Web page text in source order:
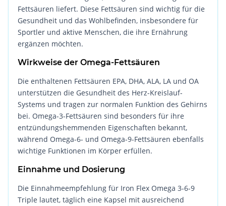
Fettsäuren liefert. Diese Fettsäuren sind wichtig für die
Gesundheit und das Wohlbefinden, insbesondere für
Sportler und aktive Menschen, die ihre Ernährung
ergänzen möchten.
Wirkweise der Omega-Fettsäuren
Die enthaltenen Fettsäuren EPA, DHA, ALA, LA und OA
unterstützen die Gesundheit des Herz-Kreislauf-
Systems und tragen zur normalen Funktion des Gehirns
bei. Omega-3-Fettsäuren sind besonders für ihre
entzündungshemmenden Eigenschaften bekannt,
während Omega-6- und Omega-9-Fettsäuren ebenfalls
wichtige Funktionen im Körper erfüllen.
Einnahme und Dosierung
Die Einnahmeempfehlung für Iron Flex Omega 3-6-9
Triple lautet, täglich eine Kapsel mit ausreichend